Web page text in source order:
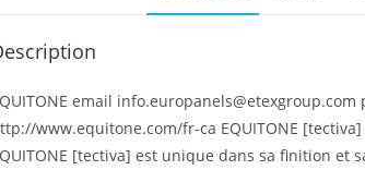
email
www.equitone.com/fr-ca EQUITONE
[tectiva] est unique dans sa finition et